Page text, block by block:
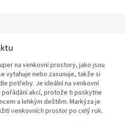
na venkovní prostory, jako jsou
vytahuje nebo zasunuje, takže si
potřeby. Je ideální na venkovní
akcí, protože ti poskytne
a lehkým deštěm. Markýza je
venkovních prostor po celý rok.